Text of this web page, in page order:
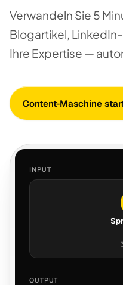
Verwandeln Sie 5
Blogartikel,
Ihre Expertise —
Content-Maschine
INPUT
OUTPUT